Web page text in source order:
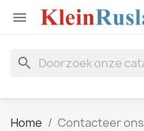

search
Home Contacteer ons